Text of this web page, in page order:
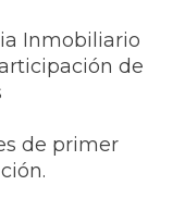
Inmobiliario
de
de primer